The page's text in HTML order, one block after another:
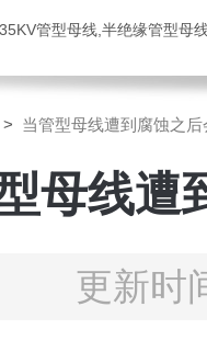
管型母线,半绝缘管型母
> 当管型母线遭到腐蚀之
母线遭
更新时